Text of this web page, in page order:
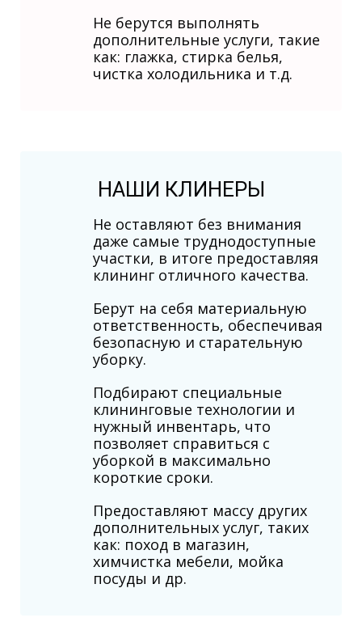
Не берутся выполнять
дополнительные услуги, такие
как: глажка, стирка белья,
чистка холодильника и т.д.
НАШИ КЛИНЕРЫ
Не оставляют без внимания
даже самые труднодоступные
участки, в итоге предоставляя
клининг отличного качества.
Берут на себя материальную
ответственность, обеспечивая
безопасную и старательную
уборку.
Подбирают специальные
клининговые технологии и
нужный инвентарь, что
позволяет справиться с
уборкой в максимально
короткие сроки.
Предоставляют массу других
дополнительных услуг, таких
как: поход в магазин,
химчистка мебели, мойка
посуды и др.